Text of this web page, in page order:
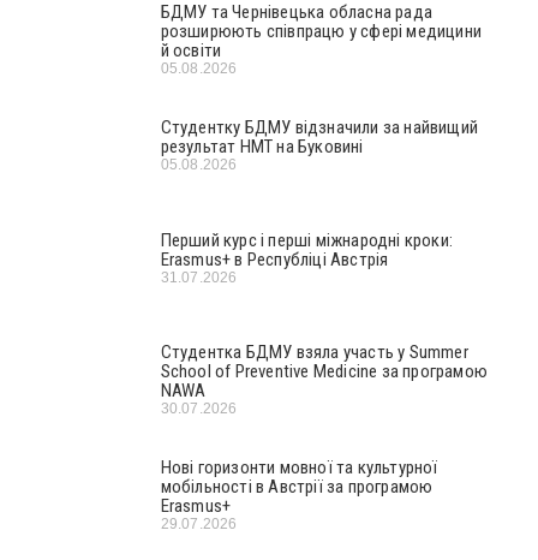
БДМУ та Чернівецька обласна рада
розширюють співпрацю у сфері медицини
й освіти
05.08.2026
Студентку БДМУ відзначили за найвищий
результат НМТ на Буковині
05.08.2026
Перший курс і перші міжнародні кроки:
Erasmus+ в Республіці Австрія
31.07.2026
Студентка БДМУ взяла участь у Summer
School of Preventive Medicine за програмою
NAWA
30.07.2026
Нові горизонти мовної та культурної
мобільності в Австрії за програмою
Erasmus+
29.07.2026